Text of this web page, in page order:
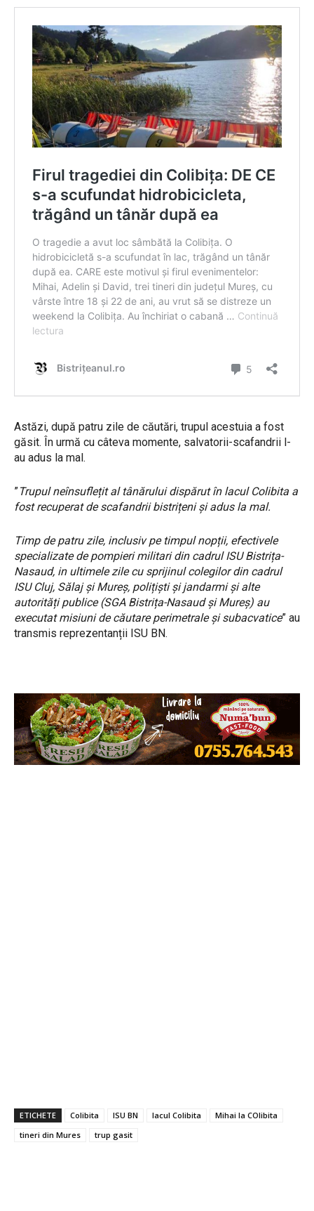
Astăzi, după patru zile de căutări, trupul acestuia a fost
găsit. În urmă cu câteva momente, salvatorii-scafandrii l-
au adus la mal.
”Trupul neînsuflețit al tânărului dispărut în lacul Colibita a
fost recuperat de scafandrii bistrițeni și adus la mal.
Timp de patru zile, inclusiv pe timpul nopții, efectivele
specializate de pompieri militari din cadrul ISU Bistrița-
Nasaud, in ultimele zile cu sprijinul colegilor din cadrul
ISU Cluj, Sălaj și Mureș, polițiști și jandarmi și alte
autorități publice (SGA Bistrița-Nasaud și Mureș) au
executat misiuni de căutare perimetrale și subacvatice” au
transmis reprezentanții ISU BN.
ETICHETE Colibita ISU BN lacul Colibita
Mihai la COlibita
tineri din Mures
trup gasit